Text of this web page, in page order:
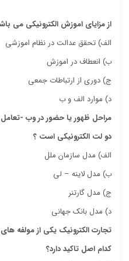
از مزایای اموزش الکترونیکی می
الف) تحقق عدالت در نظام اموزشی
ب) انعطاف در اموزش
ج) دوری از ارتباطات جمعی
د) موارد الف و ب
مراحل ظهور یا حضور در وب -
دو لت الکترونیکی است ؟
الف) مدل سازمان ملل
ب) مدل لاینه – لی
ج) مدل گارتنر
د) مدل بانک جهانی
تجارت الکترونیک یکی از مولفه
کدام اصل تاکید دارد؟